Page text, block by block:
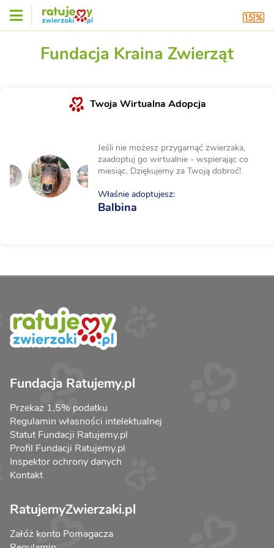
Fundacja Kraina Zwierząt
Twoja Wirtualna Adopcja
Jeśli nie możesz przygarnąć zwierzaka,
zaadoptuj go wirtualnie - wspierając co
miesiąc. Dziękujemy za Twoją dobroć!
Właśnie adoptujesz:
Balbina
Fundacja Ratujemy.pl
Przekaż 1,5% podatku
Regulamin własności intelektualnej
Statut Fundacji Ratujemy.pl
Profil Fundacji Ratujemy.pl
Inspektor ochrony danych
Kontakt
RatujemyZwierzaki.pl
Załóż konto Pomagacza